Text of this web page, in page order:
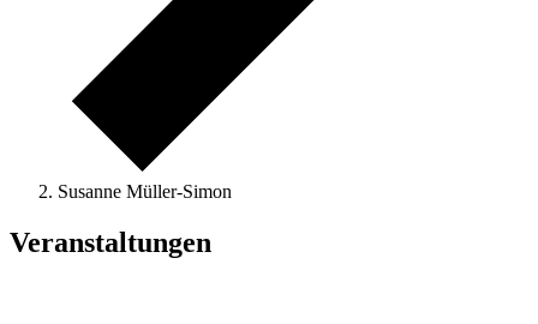
Susanne Müller-Simon
Veranstaltungen